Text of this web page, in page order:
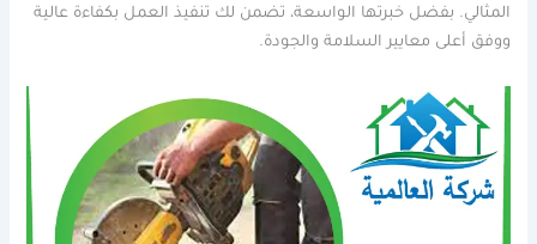
المثالي. بفضل خبرتها الواسعة، تضمن لك تنفيذ العمل بكفاءة عالية
ووفق أعلى معايير السلامة والجودة.